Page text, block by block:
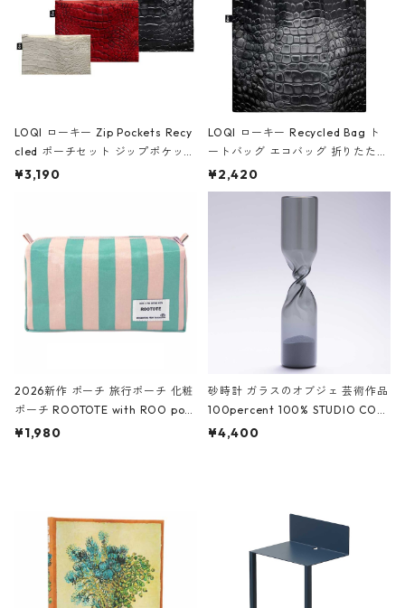
LOQI ローキー Zip Pockets Recy
cled ポーチセット ジップポケット
ファスナーポーチ 撥水加工 トラベ
ーガンディー、オフホワイト
¥3,190
LOQI ローキー Recycled Bag ト
ートバッグ エコバッグ 折りたたみ
大きめ 撥水加工 収納ポーチ CRO
CODILE/Black クロコダイル/ブラ
¥2,420
2026新作 ポーチ 旅行ポーチ 化粧
ポーチ ROOTOTE with ROO pou
ch 3532 ルートート WR.ポーチ.ラ
¥1,980
砂時計 ガラスのオブジェ 芸術作品
100percent 100% STUDIO COH
AKU Timeless 100パーセント ス
¥4,400